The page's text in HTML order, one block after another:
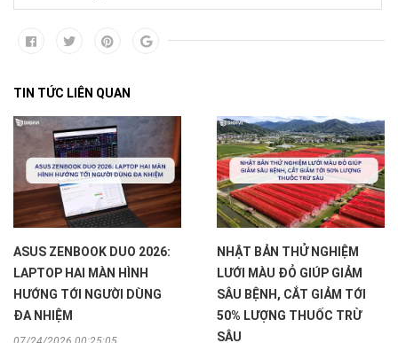
TIN TỨC LIÊN QUAN
ASUS ZENBOOK DUO 2026:
LAPTOP HAI MÀN HÌNH
HƯỚNG TỚI NGƯỜI DÙNG
ĐA NHIỆM
NHẬT BẢN THỬ NGHIỆM
LƯỚI MÀU ĐỎ GIÚP GIẢM
SÂU BỆNH, CẮT GIẢM TỚI
50% LƯỢNG THUỐC TRỪ
SÂU